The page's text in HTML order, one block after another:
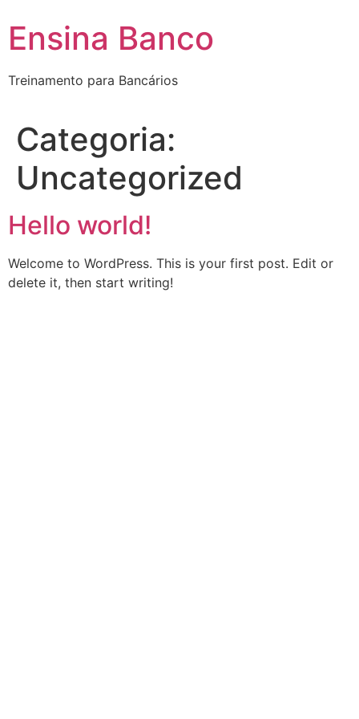
para
Ensina Banco
Treinamento para Bancários
Categoria:
Uncategorized
Hello world!
Welcome to WordPress. This is your first post. Edit or
delete it, then start writing!